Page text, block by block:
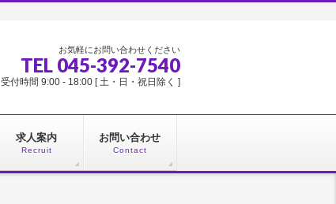
お気軽にお問い合わせください
TEL 045-392-7540
受付時間 9:00 - 18:00 [ 土・日・祝日除く ]
求人案内
Recruit
お問い合わせ
Contact